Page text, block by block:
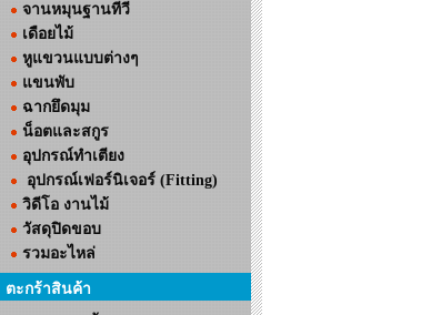
จานหมุนฐานทีวี
เดือยไม้
หูแขวนแบบต่างๆ
แขนพับ
ฉากยึดมุม
น็อตและสกูร
อุปกรณ์ทำเตียง
อุปกรณ์เฟอร์นิเจอร์ (Fitting)
วิดีโอ งานไม้
วัสดุปิดขอบ
รวมอะไหล่
ตะกร้าสินค้า